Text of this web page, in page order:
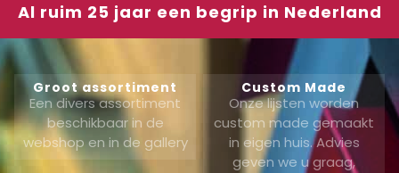
Al ruim 25 jaar een begrip in Nederland
Groot assortiment
Een divers assortiment
beschikbaar in de
webshop en in de gallery
Custom Made
Onze lijsten worden
custom made gemaakt
in eigen huis. Advies
geven we u graag,